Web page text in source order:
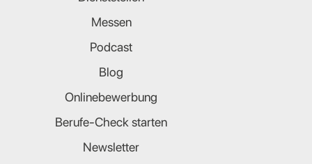
Messen
Podcast
Blog
Onlinebewerbung
Berufe-Check starten
Newsletter